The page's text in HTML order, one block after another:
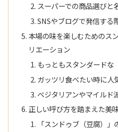
スーパーでの商品選びと
SNSやブログで発信する
本場の味を楽しむためのス
リエーション
もっともスタンダードな
ガッツリ食べたい時に人
ベジタリアンやマイルド
正しい呼び方を踏まえた美
「スンドゥブ（豆腐）